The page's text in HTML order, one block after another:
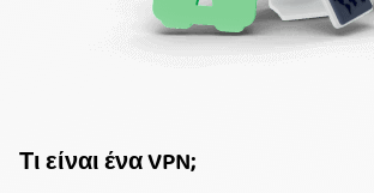
Τι είναι ένα VPN;